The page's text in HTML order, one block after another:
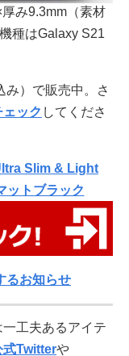
み9.3mm（素材
種はGalaxy S21
み）で販売中。さ
ック してくださ
Slim & Light
ットブラック
るお知らせ
一工夫あるアイテ
式Twitterや